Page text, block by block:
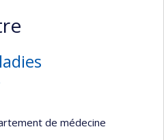
de médecine